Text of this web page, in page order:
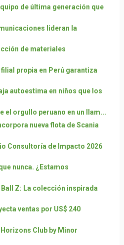
de última generación que
lideran la
de materiales
filial propia en Perú garantiza
autoestima en niños que los
el orgullo peruano en un llam...
nueva flota de Scania
Consultoría de Impacto 2026
nunca. ¿Estamos
Z: La colección inspirada
ventas por US$ 240
Club by Minor